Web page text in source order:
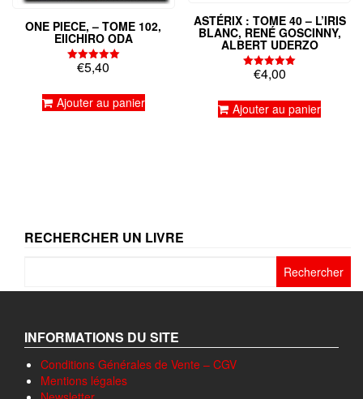
ONE PIECE, – TOME 102,
EIICHIRO ODA
Note
5.00
€5,40
Ajouter au panier
ASTÉRIX : TOME 40 – L’IRIS
BLANC, RENÉ GOSCINNY,
ALBERT UDERZO
Note
5.00
€4,00
Ajouter au panier
RECHERCHER UN LIVRE
INFORMATIONS DU SITE
Conditions Générales de Vente – CGV
Mentions légales